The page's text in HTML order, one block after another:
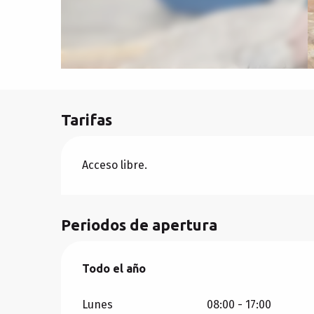
Tarifas
Acceso libre.
Periodos de apertura
Todo el año
Todo el año
Lunes 08:00 - 17:00